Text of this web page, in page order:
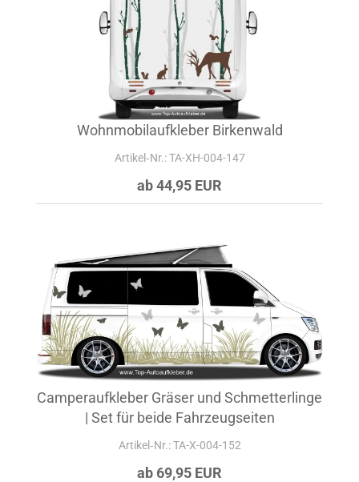
Wohnmobilaufkleber Birkenwald
Artikel‑Nr.: TA-XH-004-147
ab 44,95 EUR
Camperaufkleber Gräser und Schmetterlinge
| Set für beide Fahrzeugseiten
Artikel‑Nr.: TA-X-004-152
ab 69,95 EUR